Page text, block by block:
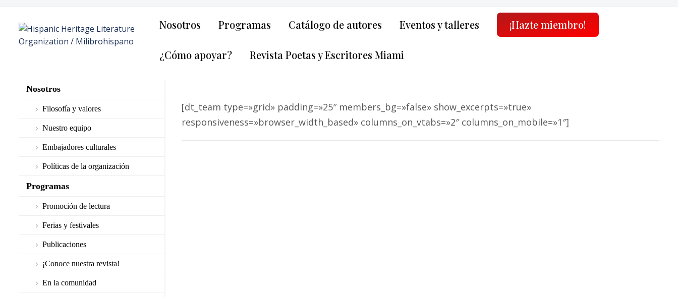
Nosotros Programas Catálogo de autores Eventos y talleres ¡Hazte miembro!
¿Cómo apoyar? Revista Poetas y Escritores Miami
Nosotros
Filosofía y valores
Nuestro equipo
Embajadores culturales
Políticas de la organización
Programas
Promoción de lectura
Ferias y festivales
Publicaciones
¡Conoce nuestra revista!
En la comunidad
[dt_team type=»grid» padding=»25″ members_bg=»false» show_excerpts=»true»
responsiveness=»browser_width_based» columns_on_vtabs=»2″ columns_on_mobile=»1″]